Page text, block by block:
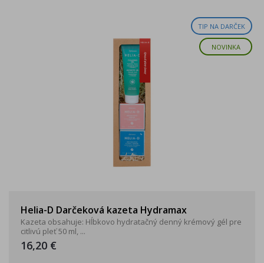
TIP NA DARČEK
NOVINKA
Helia-D Darčeková kazeta Hydramax
Kazeta obsahuje: Hĺbkovo hydratačný denný krémový gél pre
citlivú pleť 50 ml, ...
16,20 €